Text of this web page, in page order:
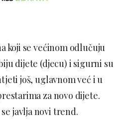
koji se većinom odlučuju
dijete (djecu) i sigurni su
još, uglavnom već i u
za novo dijete.
javlja novi trend.